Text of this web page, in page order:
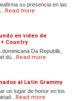
su presencia en las
Read more
en video de
Country
Da Republik,
dú... Read more
al Latin Grammy
un lugar de honor en los
Read more